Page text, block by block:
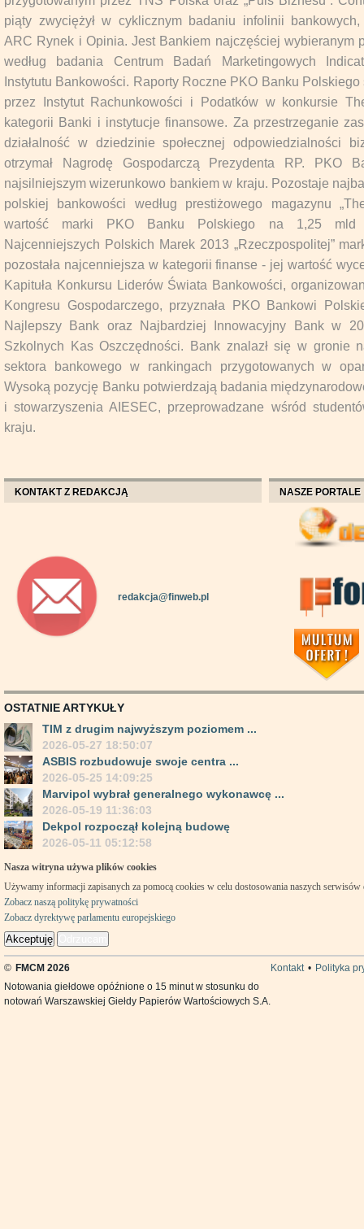
piąty zwyciężył w cyklicznym badaniu infolinii
ARC Rynek i Opinia. Jest Bankiem najczęściej wybieranym
według badania Centrum Badań Marketingowych
Instytutu Bankowości. Raporty Roczne PKO Banku
przez Instytut Rachunkowości i Podatków w konkursie
kategorii Banki i instytucje finansowe. Za przestrzeganie
działalność w dziedzinie społecznej odpowiedzialności
otrzymał Nagrodę Gospodarczą Prezydenta RP. PKO
najsilniejszym wizerunkowo bankiem w kraju. Pozostaje
polskiej bankowości według prestiżowego magazynu
wartość marki PKO Banku Polskiego na 1,25 mld
Najcenniejszych Polskich Marek 2013 „Rzeczpospolitej”
pozostała najcenniejsza w kategorii finanse - jej wartość
Kapituła Konkursu Liderów Świata Bankowości,
Kongresu Gospodarczego, przyznała PKO Bankowi
Najlepszy Bank oraz Najbardziej Innowacyjny Bank w
Szkolnych Kas Oszczędności. Bank znalazł się w gronie
sektora bankowego w rankingach przygotowanych w
Wysoką pozycję Banku potwierdzają badania
i stowarzyszenia AIESEC, przeprowadzane wśród
kraju.
KONTAKT Z REDAKCJĄ
redakcja@finweb.pl
NASZE PORTALE
OSTATNIE ARTYKUŁY
TIM z drugim najwyższym poziomem ...
2026-05-27 18:50:07
ASBIS rozbudowuje swoje centra ...
2026-05-25 14:09:25
Marvipol wybrał generalnego wykonawcę ...
2026-05-19 11:36:03
Dekpol rozpoczął kolejną budowę
2026-05-11 05:12:58
Nasza witryna używa plików cookies
Używamy informacji zapisanych za pomocą cookies w celu dostosowania naszych
Zobacz naszą politykę prywatności
Zobacz dyrektywę parlamentu europejskiego
Akceptuję
© FMCM 2026 Kontakt • Polityka
Notowania giełdowe opóźnione o 15 minut w stosunku do
notowań Warszawskiej Giełdy Papierów Wartościowych S.A.